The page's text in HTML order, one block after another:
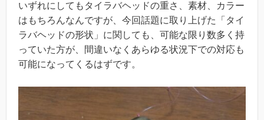
いずれにしてもタイラバヘッドの重さ、素材、カラー
はもちろんなんですが、今回話題に取り上げた「タイ
ラバヘッドの形状」に関しても、可能な限り数多く持
っていた方が、間違いなくあらゆる状況下での対応も
可能になってくるはずです。